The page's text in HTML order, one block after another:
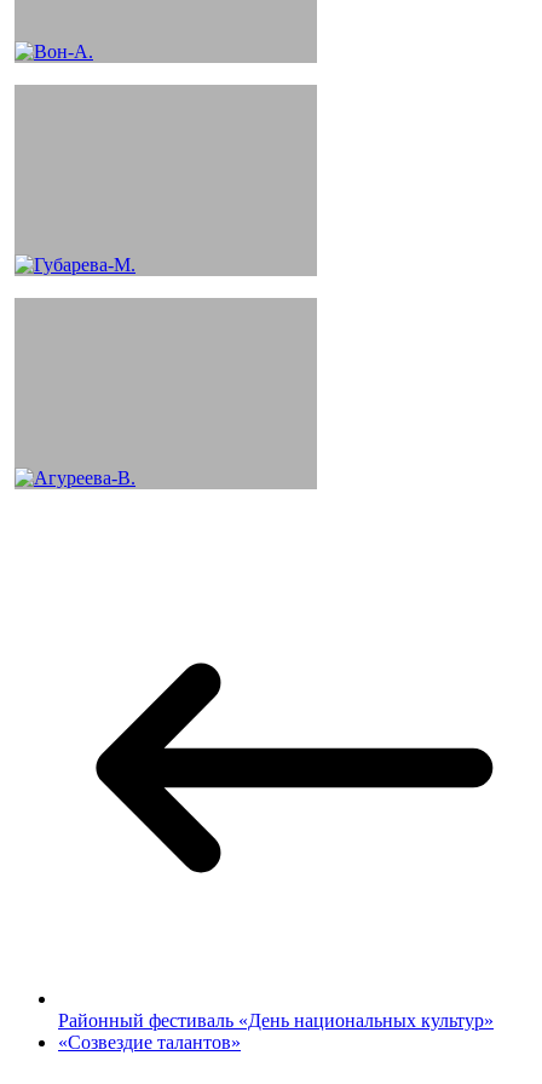
Районный фестиваль «День национальных культур»
«Созвездие талантов»